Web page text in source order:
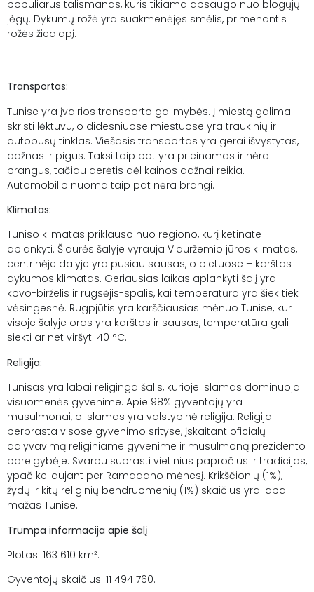
populiarus talismanas, kuris tikiama apsaugo nuo blogųjų
jėgų. Dykumų rožė yra suakmenėjęs smėlis, primenantis
rožės žiedlapį.
Transportas:
Tunise yra įvairios transporto galimybės. Į miestą galima
skristi lėktuvu, o didesniuose miestuose yra traukinių ir
autobusų tinklas. Viešasis transportas yra gerai išvystytas,
dažnas ir pigus. Taksi taip pat yra prieinamas ir nėra
brangus, tačiau derėtis dėl kainos dažnai reikia.
Automobilio nuoma taip pat nėra brangi.
Klimatas:
Tuniso klimatas priklauso nuo regiono, kurį ketinate
aplankyti. Šiaurės šalyje vyrauja Viduržemio jūros klimatas,
centrinėje dalyje yra pusiau sausas, o pietuose – karštas
dykumos klimatas. Geriausias laikas aplankyti šalį yra
kovo-birželis ir rugsėjis-spalis, kai temperatūra yra šiek tiek
vėsingesnė. Rugpjūtis yra karščiausias mėnuo Tunise, kur
visoje šalyje oras yra karštas ir sausas, temperatūra gali
siekti ar net viršyti 40 °C.
Religija:
Tunisas yra labai religinga šalis, kurioje islamas dominuoja
visuomenės gyvenime. Apie 98% gyventojų yra
musulmonai, o islamas yra valstybinė religija. Religija
perprasta visose gyvenimo srityse, įskaitant oficialų
dalyvavimą religiniame gyvenime ir musulmoną prezidento
pareigybėje. Svarbu suprasti vietinius papročius ir tradicijas,
ypač keliaujant per Ramadano mėnesį. Krikščionių (1%),
žydų ir kitų religinių bendruomenių (1%) skaičius yra labai
mažas Tunise.
Trumpa informacija apie šalį
Plotas: 163 610 km².
Gyventojų skaičius: 11 494 760.